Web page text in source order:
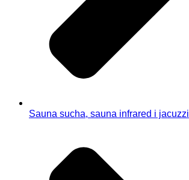
Sauna sucha, sauna infrared i jacuzzi